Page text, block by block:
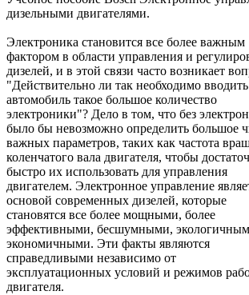
дизельными двигателями.
Электроника становится все более важным
фактором в области управления и
дизелей, и в этой связи часто возникает
"Действительно ли так необходимо
автомобиль такое большое количество
электроники"? Дело в том, что без
было бы невозможно определить большое
важных параметров, таких как частота
коленчатого вала двигателя, чтобы
быстро их использовать для управления
двигателем. Электронное управление
основой современных дизелей, которые
становятся все более мощными, более
эффективными, бесшумными,
экономичными. Эти факты являются
справедливыми независимо от
эксплуатационных условий и режимов
двигателя.